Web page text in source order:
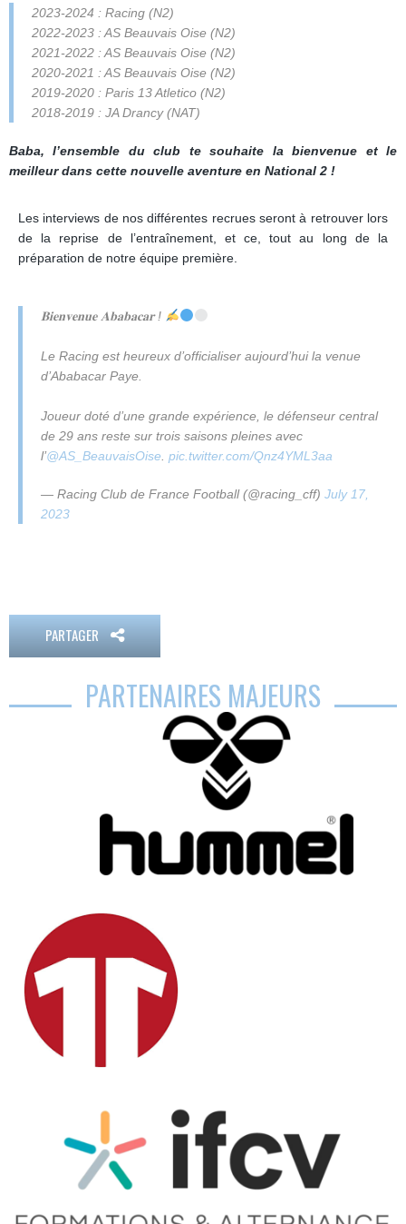
2023-2024 : Racing (N2)
2022-2023 : AS Beauvais Oise (N2)
2021-2022 : AS Beauvais Oise (N2)
2020-2021 : AS Beauvais Oise (N2)
2019-2020 : Paris 13 Atletico (N2)
2018-2019 : JA Drancy(NAT)
Baba, l’ensemble du club te souhaite la bienvenue et le
meilleur dans cette nouvelle aventure en National 2 !
Les interviews de nos différentes recrues seront à retrouver lors
de la reprise de l’entraînement, et ce, tout au long de la
préparation de notre équipe première.
𝐁𝐢𝐞𝐧𝐯𝐞𝐧𝐮𝐞 𝐀𝐛𝐚𝐛𝐚𝐜𝐚𝐫 !
Le Racing est heureux d’officialiser aujourd’hui la venue
d’Ababacar Paye.
Joueur doté d’une grande expérience, le défenseur central
de 29 ans reste sur trois saisons pleines avec
l’@AS_BeauvaisOise pic.twitter.com/Qnz4YML3aa
— Racing Club de France Football (@racing_cff) July 17,
2023
PARTAGER
PARTENAIRES MAJEURS